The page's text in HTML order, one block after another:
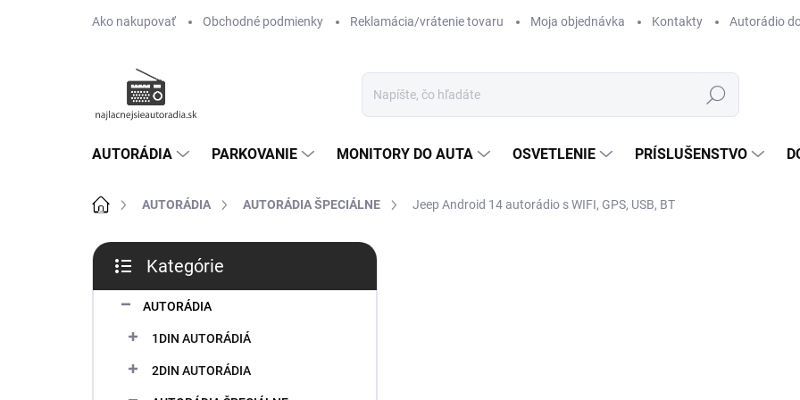
Ako nakupovať Obchodné podmienky Reklamácia/vrátenie tovaru Moja objednávka Kontakty Autorádio
Hľadať
AUTORÁDIA PARKOVANIE MONITORY DO AUTA OSVETLENIE PRÍSLUŠENSTVO
DomovAUTORÁDIA AUTORÁDIA ŠPECIÁLNE Jeep Android 14 autorádio s WIFI, GPS, USB, BT
B
č
kategórie
Kategórie
AUTORÁDIA
1DIN AUTORÁDIÁ
2DIN AUTORÁDIA